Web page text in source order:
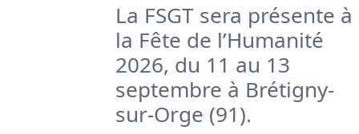
La FSGT sera présente à
la Fête de l’Humanité
2026, du 11 au 13
septembre à Brétigny-
sur-Orge (91).